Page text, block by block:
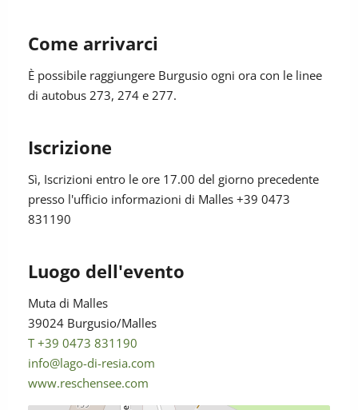
Come arrivarci
È possibile raggiungere Burgusio ogni ora con le linee
di autobus 273, 274 e 277.
Iscrizione
Sì, Iscrizioni entro le ore 17.00 del giorno precedente
presso l'ufficio informazioni di Malles +39 0473
831190
Luogo dell'evento
Muta di Malles
39024 Burgusio/Malles
T +39 0473 831190
info@lago-di-resia.com
www.reschensee.com